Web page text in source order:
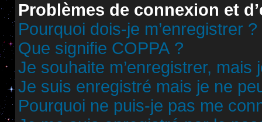
Problèmes de connexion et
Pourquoi dois-je m’enregistrer ?
Que signifie COPPA ?
Je souhaite m’enregistrer, mais
Je suis enregistré mais je ne
Pourquoi ne puis-je pas me